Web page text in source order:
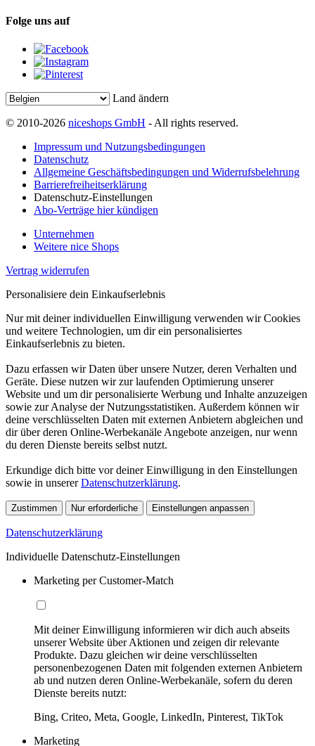
Folge uns auf
Land ändern
© 2010-2026 niceshops GmbH - All rights reserved.
Impressum und Nutzungsbedingungen
Datenschutz
Allgemeine Geschäftsbedingungen und Widerrufsbelehrung
Barrierefreiheitserklärung
Datenschutz-Einstellungen
Abo-Verträge hier kündigen
Unternehmen
Weitere nice Shops
Vertrag widerrufen
Personalisiere dein Einkaufserlebnis
Nur mit deiner individuellen Einwilligung verwenden wir Cookies
und weitere Technologien, um dir ein personalisiertes
Einkaufserlebnis zu bieten.
Dazu erfassen wir Daten über unsere Nutzer, deren Verhalten und
Geräte. Diese nutzen wir zur laufenden Optimierung unserer
Website und um dir personalisierte Werbung und Inhalte anzuzeigen
sowie zur Analyse der Nutzungsstatistiken. Außerdem können wir
deine verschlüsselten Daten mit externen Anbietern abgleichen und
dir über deren Online-Werbekanäle Angebote anzeigen, nur wenn
du deren Dienste bereits selbst nutzt.
Erkundige dich bitte vor deiner Einwilligung in den Einstellungen
sowie in unsererDatenschutzerklärung.
Zustimmen Nur erforderliche Einstellungen anpassen
Datenschutzerklärung
Individuelle Datenschutz-Einstellungen
Marketing per Customer-Match
Mit deiner Einwilligung informieren wir dich auch abseits
unserer Website über Aktionen und zeigen dir relevante
Produkte. Dazu gleichen wir deine verschlüsselten
personenbezogenen Daten mit folgenden externen Anbietern
ab und nutzen deren Online-Werbekanäle, sofern du deren
Dienste bereits nutzt:
Bing, Criteo, Meta, Google, LinkedIn, Pinterest, TikTok
Marketing